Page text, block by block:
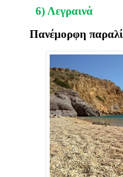
6) Λεγραινά
Πανέμορφη